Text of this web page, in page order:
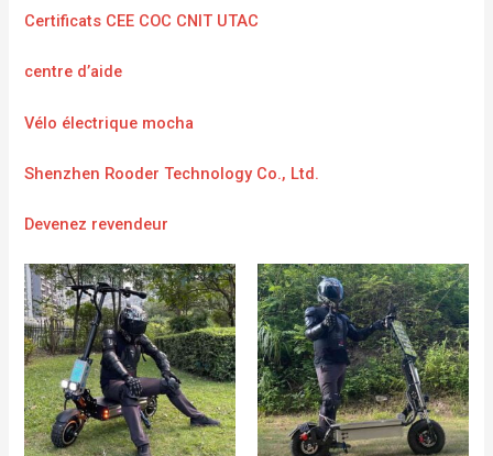
Certificats CEE COC CNIT UTAC
centre d’aide
Vélo électrique mocha
Shenzhen Rooder Technology Co., Ltd.
Devenez revendeur